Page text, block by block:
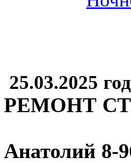
25.03.2025
РЕМОНТ
Анатолий 8-